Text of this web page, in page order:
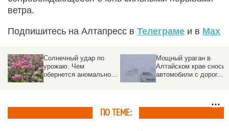
ветра.
Подпишитесь на Алтапресс в Телеграме и в Max
Солнечный удар по
урожаю. Чем
обернется аномально
Мощный ураган в
Алтайском крае сносит
автомобили с дорог.
ПО ТЕМЕ: